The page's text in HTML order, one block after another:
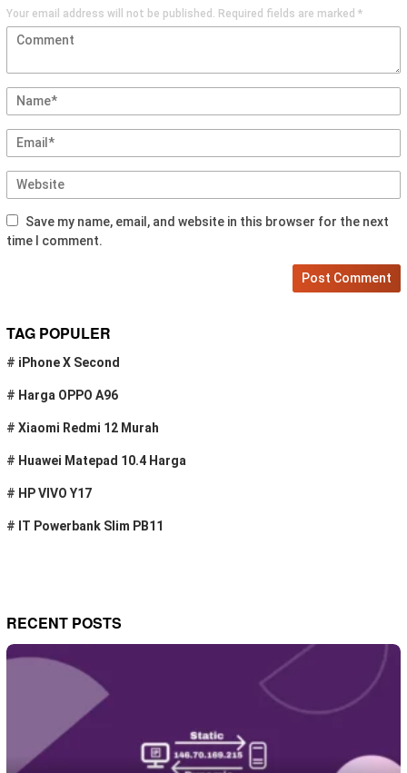
Your email address will not be published. Required fields are marked *
Save my name, email, and website in this browser for the next
time I comment.
TAG POPULER
# iPhone X Second
# Harga OPPO A96
# Xiaomi Redmi 12 Murah
# Huawei Matepad 10.4 Harga
# HP VIVO Y17
# IT Powerbank Slim PB11
RECENT POSTS